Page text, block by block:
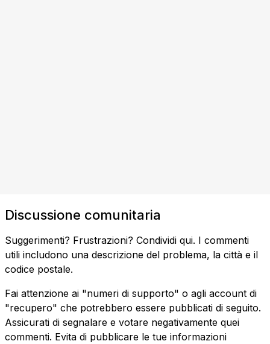
Discussione comunitaria
Suggerimenti? Frustrazioni? Condividi qui. I commenti
utili includono una descrizione del problema, la città e il
codice postale.
Fai attenzione ai "numeri di supporto" o agli account di
"recupero" che potrebbero essere pubblicati di seguito.
Assicurati di segnalare e votare negativamente quei
commenti. Evita di pubblicare le tue informazioni